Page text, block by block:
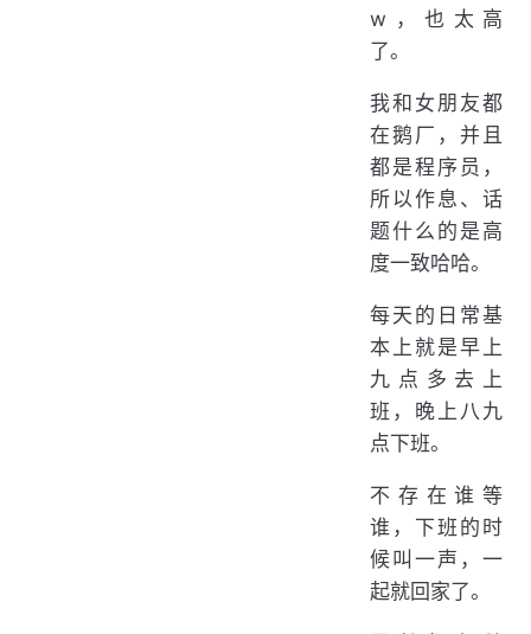
w，也太高
了。
我和女朋友都
在鹅厂，并且
都是程序员，
所以作息、话
题什么的是高
度一致哈哈。
每天的日常基
本上就是早上
九点多去上
班，晚上八九
点下班。
不存在谁等
谁，下班的时
候叫一声，一
起就回家了。